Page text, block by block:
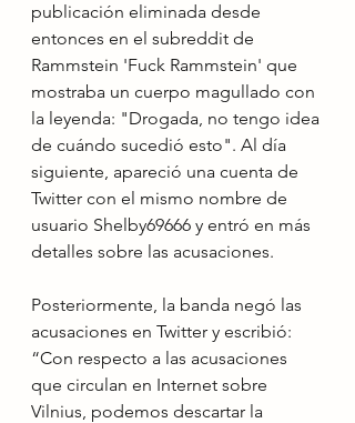
publicación eliminada desde
entonces en el subreddit de
Rammstein 'Fuck Rammstein' que
mostraba un cuerpo magullado con
la leyenda: "Drogada, no tengo idea
de cuándo sucedió esto". Al día
siguiente, apareció una cuenta de
Twitter con el mismo nombre de
usuario Shelby69666 y entró en más
detalles sobre las acusaciones.
Posteriormente, la banda negó las
acusaciones en Twitter y escribió:
“Con respecto a las acusaciones
que circulan en Internet sobre
Vilnius, podemos descartar la